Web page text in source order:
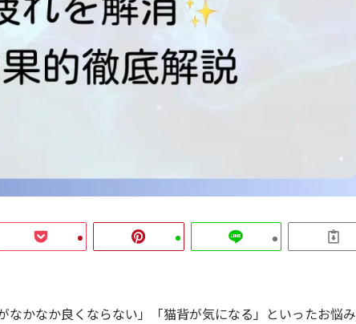
なかなか良くならない」「猫背が気になる」といったお悩み